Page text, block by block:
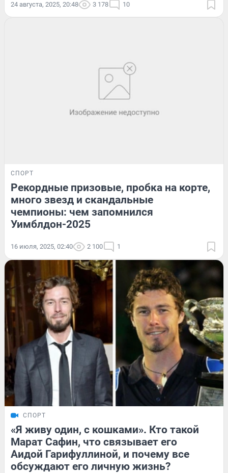
24 августа, 2025, 20:48 3 178 10
СПОРТ
Рекордные призовые, пробка на корте,
много звезд и скандальные
чемпионы: чем запомнился
Уимблдон-2025
16 июля, 2025, 02:40 2 100 1
СПОРТ
«Я живу один, с кошками». Кто такой
Марат Сафин, что связывает его
Аидой Гарифуллиной, и почему все
обсуждают его личную жизнь?